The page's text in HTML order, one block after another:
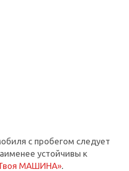
с пробегом следует
устойчивы к
МАШИНА».